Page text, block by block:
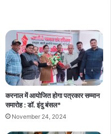
करनाल में आयोजित होगा पत्रकार सम्मान
समारोह : डॉ. इंदु बंसल*
November 24, 2024